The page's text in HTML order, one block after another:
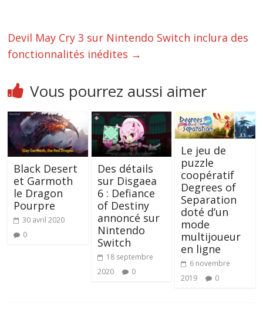
Devil May Cry 3 sur Nintendo Switch inclura des
fonctionnalités inédites →
Vous pourrez aussi aimer
Black Desert
et Garmoth
le Dragon
Pourpre
30 avril 2020
0
Des détails
sur Disgaea
6 : Defiance
of Destiny
annoncé sur
Nintendo
Switch
18 septembre
2020
0
Le jeu de
puzzle
coopératif
Degrees of
Separation
doté d’un
mode
multijoueur
en ligne
6 novembre
2019
0